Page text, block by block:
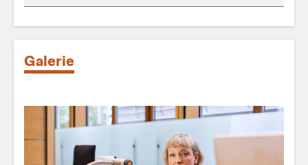
Galerie